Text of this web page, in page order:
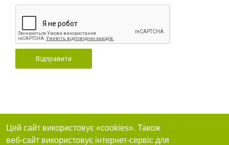
Відправити
Цей сайт використовує «cookies». Також
веб-сайт використовує інтернет-сервіс для